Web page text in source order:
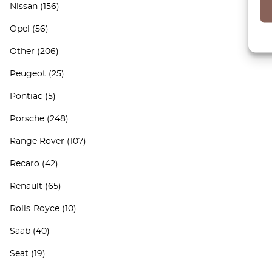
Nissan (156)
Opel (56)
Other (206)
Peugeot (25)
Pontiac (5)
Porsche (248)
Range Rover (107)
Recaro (42)
Renault (65)
Rolls-Royce (10)
Saab (40)
Seat (19)